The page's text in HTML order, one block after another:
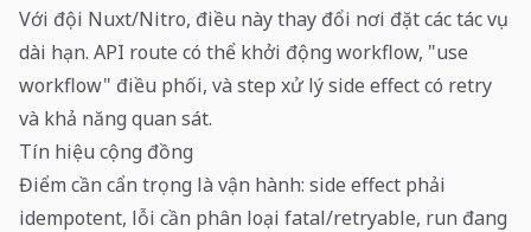
Với đội Nuxt/Nitro, điều này thay đổi nơi đặt các tác vụ
dài hạn. API route có thể khởi động workflow, "use
workflow" điều phối, và step xử lý side effect có retry
và khả năng quan sát.
Tín hiệu cộng đồng
Điểm cần cẩn trọng là vận hành: side effect phải
idempotent, lỗi cần phân loại fatal/retryable, run đang